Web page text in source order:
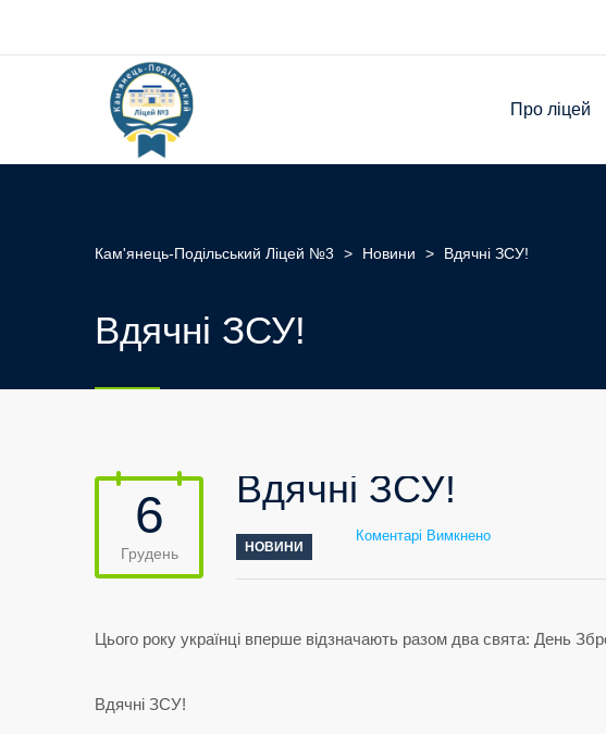
Про ліцей
Кам'янець-Подільський Ліцей №3 > Новини > Вдячні ЗСУ!
Вдячні ЗСУ!
6
Грудень
Вдячні ЗСУ!
НОВИНИ
Коментарі Вимкненодо
Вдячні
ЗСУ!
Цього року українці вперше відзначають разом два свята: День
Вдячні ЗСУ!